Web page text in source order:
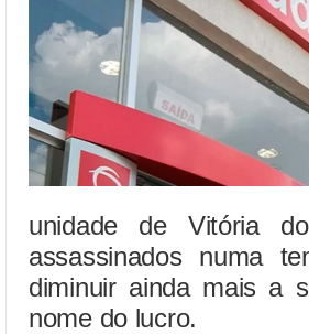
unidade de Vitória
assassinados numa
diminuir ainda mais a
nome do lucro.